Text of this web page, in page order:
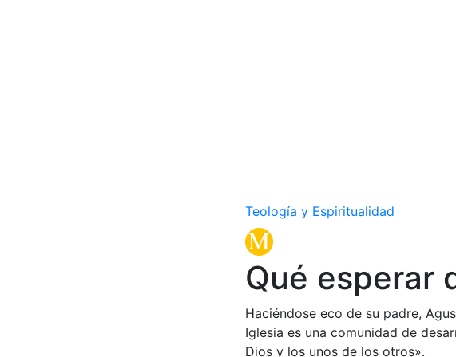
Teología y Espiritualidad
Qué esperar
Haciéndose eco de su padre,
Iglesia es una comunidad de
Dios y los unos de los otros».